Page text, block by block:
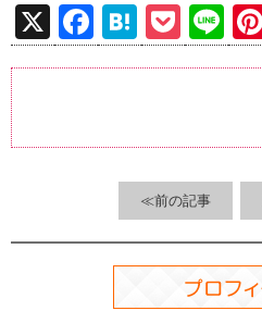
X
F
a
o
k
H
at
a
P
o
Li
n
≪前の記事